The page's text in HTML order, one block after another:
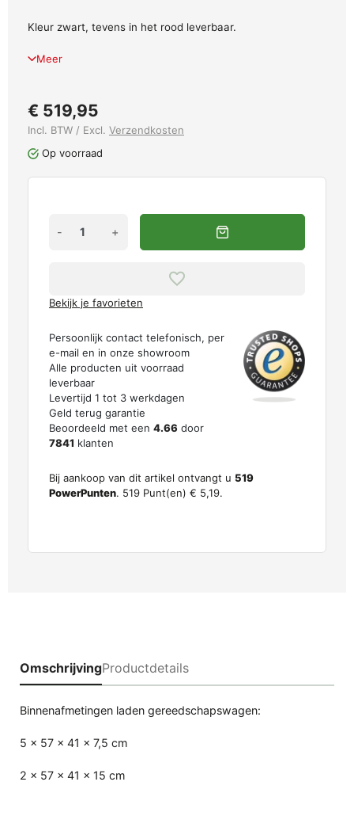
Kleur zwart, tevens in het rood leverbaar.
Meer
€ 519,95
Incl. BTW / Excl. Verzendkosten
Op voorraad
- +
Bekijk je favorieten
Persoonlijk contact telefonisch, per
e-mail en in onze showroom
Alle producten uit voorraad
leverbaar
Levertijd 1 tot 3 werkdagen
Geld terug garantie
Beoordeeld met een 4.66 door
7841 klanten
Bij aankoop van dit artikel ontvangt u 519
PowerPunten. 519 Punt(en) € 5,19.
OmschrijvingProductdetails
Binnenafmetingen laden gereedschapswagen:
5 x 57 x 41 x 7,5 cm
2 x 57 x 41 x 15 cm